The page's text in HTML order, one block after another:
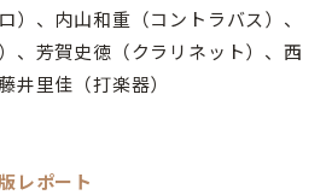
）、内山和重（コントラバス）、
、芳賀史徳（クラリネット）、西
井里佳（打楽器）
レポート